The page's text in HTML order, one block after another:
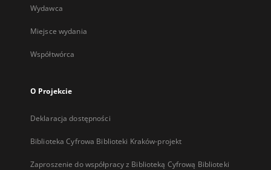
Wydawca
Miejsce wydania
Współtwórca
O Projekcie
Deklaracja dostępności
Biblioteka Cyfrowa Biblioteki Kraków-projekt
Zaproszenie do współpracy z Biblioteką Cyfrową Biblioteki